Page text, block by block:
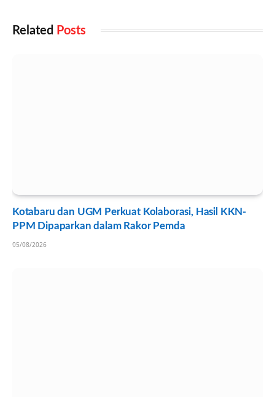
Related Posts
Kotabaru dan UGM Perkuat Kolaborasi, Hasil KKN-
PPM Dipaparkan dalam Rakor Pemda
05/08/2026